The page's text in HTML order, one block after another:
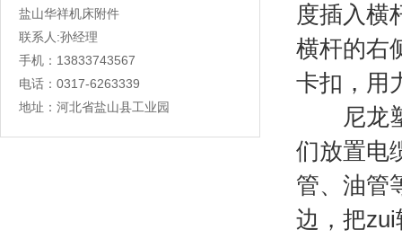
盐山华祥机床附件
联系人:孙经理
手机：13833743567
电话：0317-6263339
地址：河北省盐山县工业园
度插入横
横杆的右
卡扣，用
尼龙塑
们放置电
管、油管
边，把